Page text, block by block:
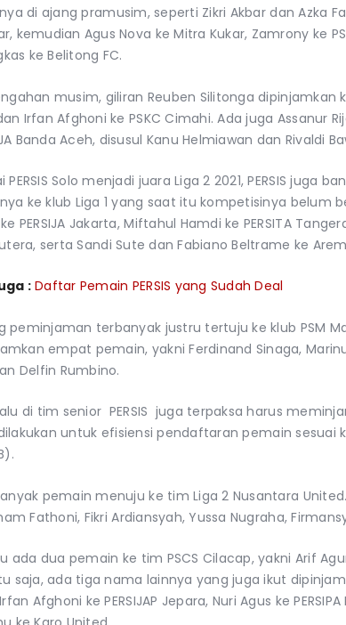
di ajang pramusim, seperti Zikri Akbar dan Azka
kemudian Agus Nova ke Mitra Kukar, Zamrony ke
ke Belitong FC.
musim, giliran Reuben Silitonga dipinjamkan
Irfan Afghoni ke PSKC Cimahi. Ada juga Assanur
Banda Aceh, disusul Kanu Helmiawan dan Rivaldi
PERSIS Solo menjadi juara Liga 2 2021, PERSIS juga
ke klub Liga 1 yang saat itu kompetisinya belum
PERSIJA Jakarta, Miftahul Hamdi ke PERSITA
serta Sandi Sute dan Fabiano Beltrame ke
: Daftar Pemain PERSIS yang Sudah Deal
peminjaman terbanyak justru tertuju ke klub PSM
empat pemain, yakni Ferdinand Sinaga,
Delfin Rumbino.
di tim senior PERSIS juga terpaksa harus
untuk efisiensi pendaftaran pemain sesuai
pemain menuju ke tim Liga 2 Nusantara
Fathoni, Fikri Ardiansyah, Yussa Nugraha,
ada dua pemain ke tim PSCS Cilacap, yakni Arif
saja, ada tiga nama lainnya yang juga ikut
Afghoni ke PERSIJAP Jepara, Nuri Agus ke